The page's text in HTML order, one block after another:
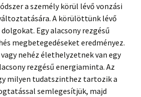
a személy körül lévő vonzási
A körülöttünk lévő
Egy alacsony rezgésű
megbetegedéseket eredményez.
nehéz élethelyzetnek van egy
rezgésű energiaminta. Az
milyen tudatszinthez tartozik a
semlegesítjük, majd